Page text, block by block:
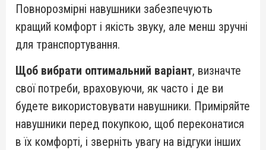
Повнорозмірні навушники забезпечують
кращий комфорт і якість звуку, але менш зручні
для транспортування.
Щоб вибрати оптимальний варіант, визначте
свої потреби, враховуючи, як часто і де ви
будете використовувати навушники. Приміряйте
навушники перед покупкою, щоб переконатися
в їх комфорті, і зверніть увагу на відгуки інших